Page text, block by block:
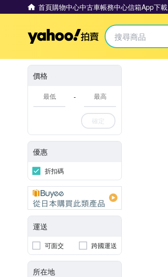
首頁購物中心中古車帳務中心信箱App下載
Yahoo拍賣
價格
-
確定
優惠
折扣碼
運送
可面交 跨國運送
所在地